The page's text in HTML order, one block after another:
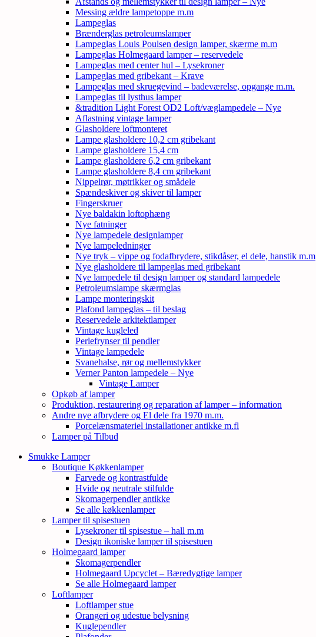
Messing ældre lampetoppe m.m
Lampeglas
Brænderglas petroleumslamper
Lampeglas Louis Poulsen design lamper, skærme m.m
Lampeglas Holmegaard lamper – reservedele
Lampeglas med center hul – Lysekroner
Lampeglas med gribekant – Krave
Lampeglas med skruegevind – badeværelse, opgange m.m.
Lampeglas til lysthus lamper
&tradition Light Forest OD2 Loft/væglampedele – Nye
Aflastning vintage lamper
Glasholdere loftmonteret
Lampe glasholdere 10,2 cm gribekant
Lampe glasholdere 15,4 cm
Lampe glasholdere 6,2 cm gribekant
Lampe glasholdere 8,4 cm gribekant
Nippelrør, møtrikker og smådele
Spændeskiver og skiver til lamper
Fingerskruer
Nye baldakin loftophæng
Nye fatninger
Nye lampedele designlamper
Nye lampeledninger
Nye tryk – vippe og fodafbrydere, stikdåser, el dele, hanstik m.m
Nye glasholdere til lampeglas med gribekant
Nye lampedele til design lamper og standard lampedele
Petroleumslampe skærmglas
Lampe monteringskit
Plafond lampeglas – til beslag
Reservedele arkitektlamper
Vintage kugleled
Perlefrynser til pendler
Vintage lampedele
Svanehalse, rør og mellemstykker
Verner Panton lampedele – Nye
Vintage Lamper
Opkøb af lamper
Produktion, restaurering og reparation af lamper – information
Andre nye afbrydere og El dele fra 1970 m.m.
Porcelænsmateriel installationer antikke m.fl
Lamper på Tilbud
Smukke Lamper
Boutique Køkkenlamper
Farvede og kontrastfulde
Hvide og neutrale stilfulde
Skomagerpendler antikke
Se alle køkkenlamper
Lamper til spisestuen
Lysekroner til spisestue – hall m.m
Design ikoniske lamper til spisestuen
Holmegaard lamper
Skomagerpendler
Holmegaard Upcyclet – Bæredygtige lamper
Se alle Holmegaard lamper
Loftlamper
Loftlamper stue
Orangeri og udestue belysning
Kuglependler